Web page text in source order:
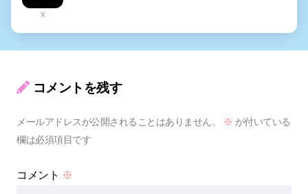
X
コメントを残す
メールアドレスが公開されることはありません。 ※ が付いている
欄は必須項目です
コメント ※